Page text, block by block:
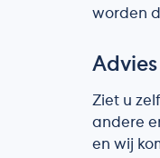
worden
Ziet u
andere
en wij